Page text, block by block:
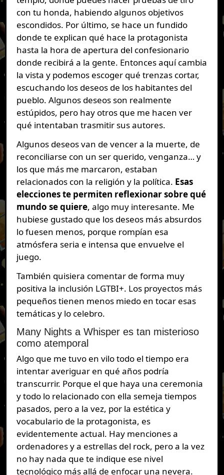
con tu honda, habiendo algunos objetivos
escondidos. Por último, se hace un fundido
donde te explican qué hace la protagonista
hasta la hora de apertura del confesionario
donde recibirá a la gente. Entonces aquí cambia
la vista y podemos escoger qué trenzas cortar,
escuchando los deseos de los habitantes del
pueblo. Algunos deseos son realmente
estúpidos, pero hay otros que me hacen ver
qué intentaban trasmitir sus autores.
Algunos deseos van de vencer a la muerte, de
reconciliarse con un ser querido, venganza… y
los que más me marcaron, estaban
relacionados con la religión y la política. Esas
elecciones te permiten reflexionar sobre qué
mundo se quiere, algo muy interesante. Me
hubiese gustado que los deseos más absurdos
lo fuesen menos, porque rompían esa
atmósfera seria e intensa que envuelve el
juego.
También quisiera comentar de forma muy
positiva la inclusión LGTBI+. Los proyectos más
pequeños tienen menos miedo en tocar esas
temáticas y lo celebro.
Many Nights a Whisper es tan misterioso
como atemporal
Algo que me tuvo en vilo todo el tiempo era
intentar averiguar en qué años podría
transcurrir. Porque el que haya una ceremonia
y todo lo relacionado con ella semeja tiempos
pasados, pero a la vez, por la estética y
vocabulario de la protagonista, es
evidentemente actual. Hay menciones a
ordenadores y a estrellas del rock, pero a la vez
no hay nada que te indique ese nivel
tecnológico más allá de enfocar una nevera.